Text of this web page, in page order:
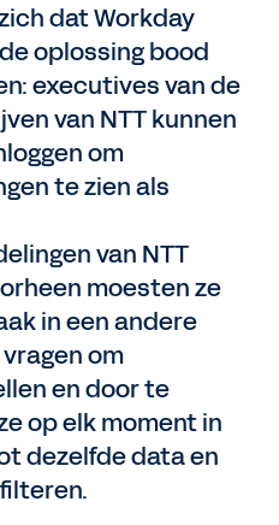
dat Workday
oplossing bood
executives van de
van NTT kunnen
om
te zien als
van NTT
moesten ze
in een andere
om
en door te
op elk moment in
dezelfde data en